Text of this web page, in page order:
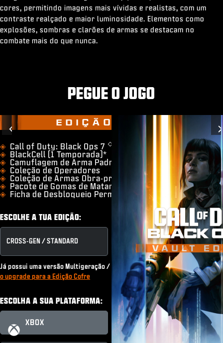
cores, permitindo imagens mais vívidas e realistas, com um
contraste realçado e maior luminosidade. Elementos como
explosões, sombras e clarões de armas se destacam no
combate mais do que nunca.
PEGUE O JOGO
Previous
EDIÇÃO VAULT
​Call of Duty: Black Ops 7 ◇
BlackCell (1 Temporada)*
Camuflagem de Arma Padrão Guilda
Coleção de Operadores
Coleção de Armas Obra-prima
Pacote de Gomas de Matar Ultra para Zumbis
Ficha de Desbloqueio Permanente
ESCOLHE A TUA EDIÇÃO:
CROSS-GEN / STANDARD EDIÇÃO VAULT
Já possui uma versão Multigeração / Padrão ou assina o Game Pass?Faça
o upgrade para a Edição Cofre
ESCOLHA A SUA PLATAFORMA:
XBOX XBOX PC